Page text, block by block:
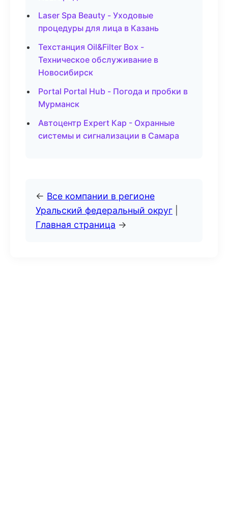
Laser Spa Beauty - Уходовые
процедуры для лица в Казань
Техстанция Oil&Filter Box -
Техническое обслуживание в
Новосибирск
Portal Portal Hub - Погода и пробки в
Мурманск
Автоцентр Expert Кар - Охранные
системы и сигнализации в Самара
← Все компании в регионе
Уральский федеральный округ
Главная страница →